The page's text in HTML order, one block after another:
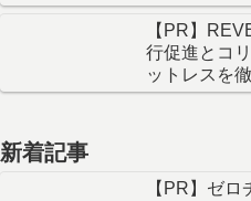
【PR】
行促進とコ
ットレスを
新着記事
【PR】ゼ